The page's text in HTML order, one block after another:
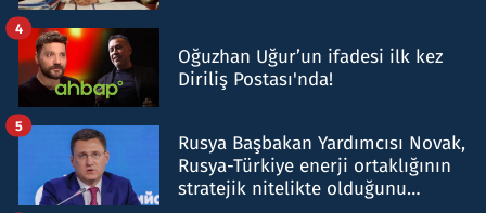
Oğuzhan Uğur’un ifadesi ilk kez
Diriliş Postası'nda!
4
Rusya Başbakan Yardımcısı Novak,
Rusya-Türkiye enerji ortaklığının
stratejik nitelikte olduğunu
5